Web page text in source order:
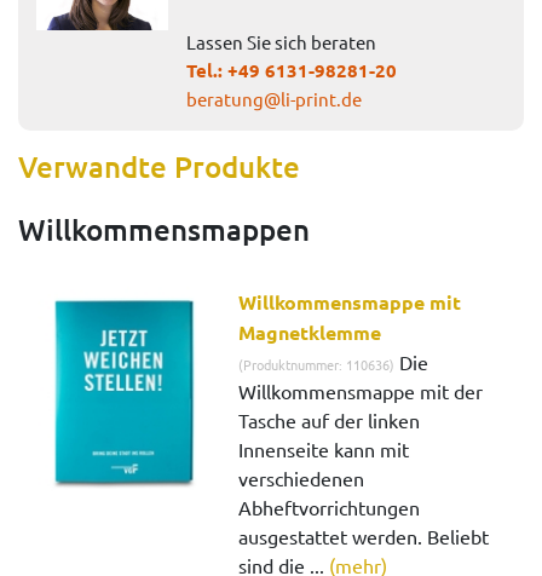
Lassen Sie sich beraten
Tel.:+49 6131-98281-20
beratung@li-print.de
Verwandte Produkte
Willkommensmappen
Willkommensmappe mit
Magnetklemme
(Produktnummer: 110636) Die
Willkommensmappe mit der
Tasche auf der linken
Innenseite kann mit
verschiedenen
Abheftvorrichtungen
ausgestattet werden. Beliebt
sind die ... (mehr)